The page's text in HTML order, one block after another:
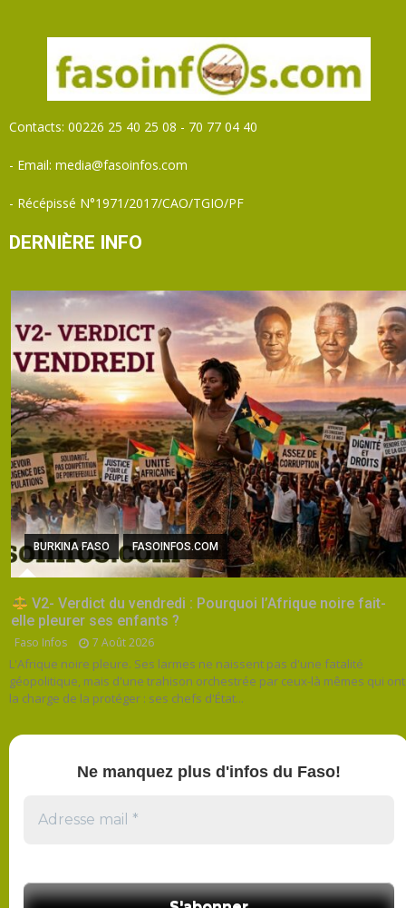
Contacts: 00226 25 40 25 08 - 70 77 04 40
- Email: media@fasoinfos.com
- Récépissé N°1971/2017/CAO/TGIO/PF
DERNIÈRE INFO
BURKINA FASO FASOINFOS.COM
V2- Verdict du vendredi : Pourquoi l’Afrique noire fait-
elle pleurer ses enfants ?
Faso Infos 7 Août 2026
L'Afrique noire pleure. Ses larmes ne naissent pas d'une fatalité
géopolitique, mais d'une trahison orchestrée par ceux-là mêmes qui ont
la charge de la protéger : ses chefs d'État...
Ne manquez plus d'infos du Faso!